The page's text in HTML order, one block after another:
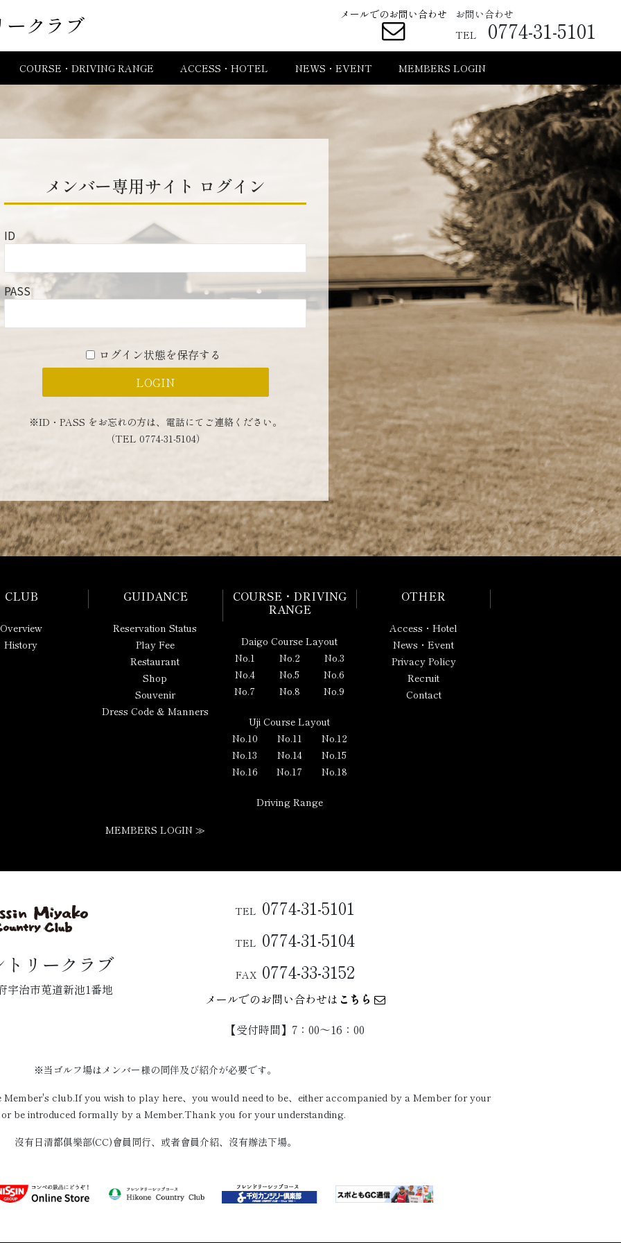
ークラブ メールでのお問い合わせ
お問い合わせ
TEL
0774-31-5101
COURSE・DRIVING RANGE ACCESS・HOTEL NEWS・EVENT MEMBERS LOGIN
メンバー専用サイト ログイン
ID
PASS
ログイン状態を保存する
※ID・PASS をお忘れの方は、 電話にてご連絡ください。
（TEL 0774-31-5104）
CLUB
Overview
History
GUIDANCE
Reservation Status
Play Fee
Restaurant
Shop
Souvenir
Dress Code & Manners
COURSE・DRIVING
RANGE
Daigo Course Layout
No.1
No.2
No.3
No.4
No.5
No.6
No.7
No.8 No.9
Uji Course Layout
No.10
No.11
No.12
No.13
No.14
No.15
No.16
No.17 No.18
Driving Range
OTHER
Access・Hotel
News・Event
Privacy Policy
Recruit
Contact
MEMBERS LOGIN ≫
リークラブ
宇治市莵道新池1番地
TEL 0774-31-5101
TEL 0774-31-5104
FAX 0774-33-3152
メールでのお問い合わせは こちら
【受付時間】7：00〜16：00
※当ゴルフ場はメンバー様の同伴及び紹介が必要です。
club.If you wish to play here、you would need to be、either accompanied by a Member for your
be introduced formally by a Member.Thank you for your understanding.
沒有日清都俱樂部(CC)會員同行、或者會員介紹、沒有辦法下場。